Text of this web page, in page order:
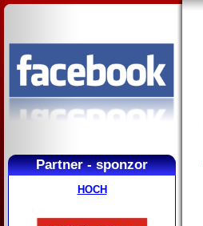
Partner - sponzor
HOCH